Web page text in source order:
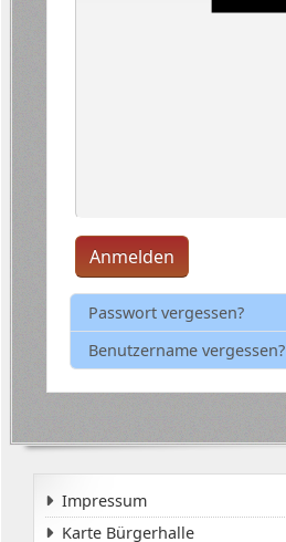
Anmelden
Passwort vergessen?
Benutzername vergessen?
Impressum
Karte Bürgerhalle